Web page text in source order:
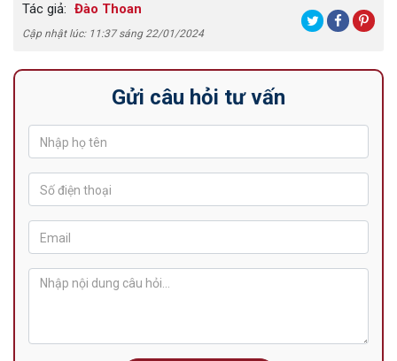
Tác giả: Đào Thoan
Cập nhật lúc: 11:37 sáng 22/01/2024
Gửi câu hỏi tư vấn